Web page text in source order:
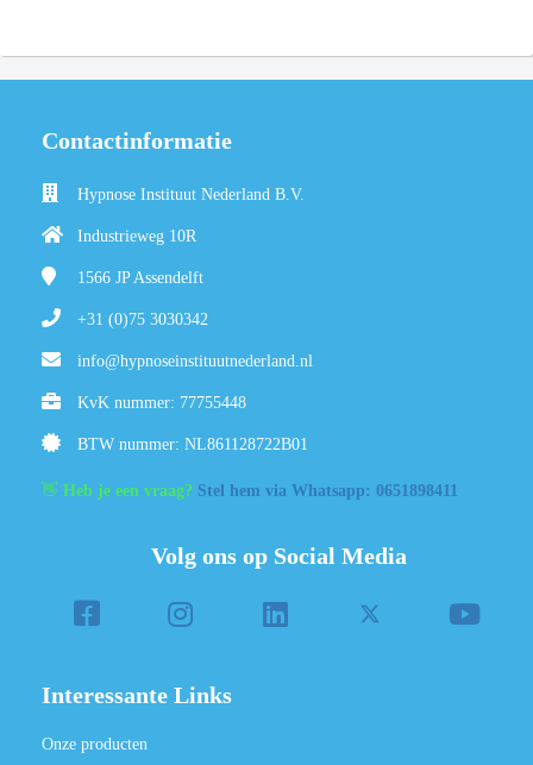
Contactinformatie
Hypnose Instituut Nederland B.V.
Industrieweg 10R
1566 JPAssendelft
+31 (0)75 3030342
info@hypnoseinstituutnederland.nl
KvK nummer: 77755448
BTW nummer: NL861128722B01
👋 Heb je een vraag? Stel hem via Whatsapp: 0651898411
Volg ons op Social Media
Interessante Links
Onze producten